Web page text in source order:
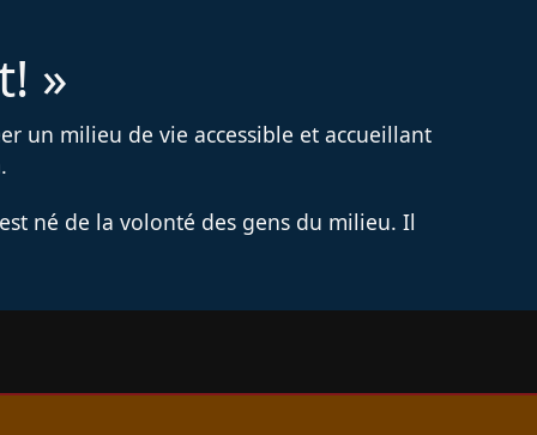
»
un milieu de vie accessible et accueillant
né de la volonté des gens du milieu. Il